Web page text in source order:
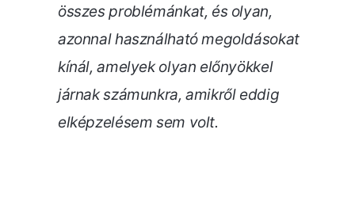
összes problémánkat, és olyan,
azonnal használható megoldásokat
kínál, amelyek olyan előnyökkel
járnak számunkra, amikről eddig
elképzelésem sem volt.